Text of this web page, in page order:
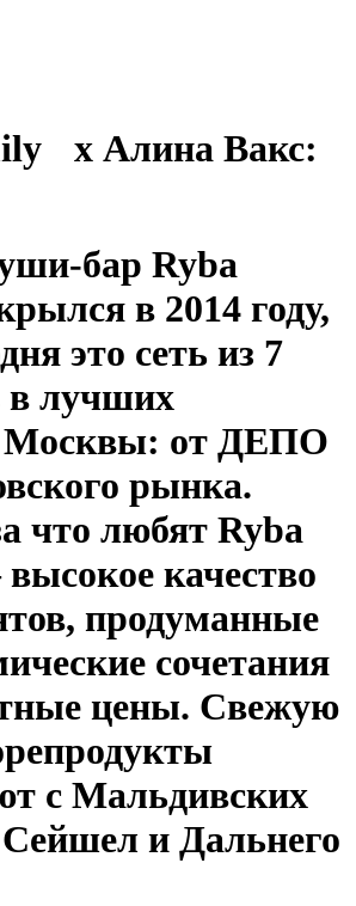
x Алина Вакс:
бар Ryba
в 2014 году,
это сеть из 7
в лучших
Москвы: от ДЕПО
рынка.
что любят Ryba
качество
продуманные
сочетания
цены. Свежую
с Мальдивских
Сейшел и Дальнего